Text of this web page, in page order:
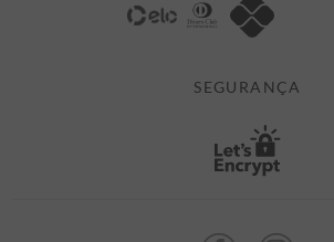
ATENDIMENTO@ALEATORYSTORE.COM.BR
SEGURANÇA